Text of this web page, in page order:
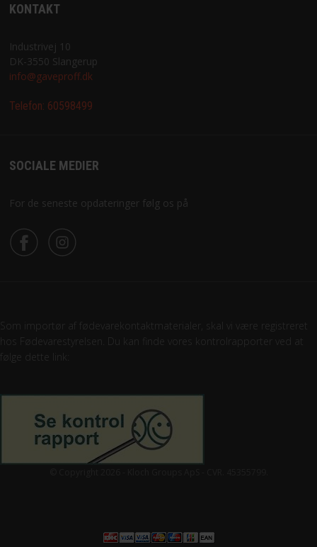
KONTAKT
Industrivej 10
DK-3550 Slangerup
info@gaveproff.dk
Telefon: 60598499
SOCIALE MEDIER
For de seneste opdateringer følg os på
Som importør af fødevarekontaktmaterialer, skal vi være registreret
hos Fødevarestyrelsen. Du kan finde vores kontrolrapporter ved at
følge dette link: